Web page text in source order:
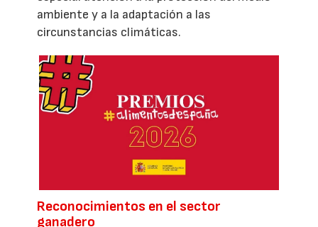
ambiente y a la adaptación a las
circunstancias climáticas.
Reconocimientos en el sector
ganadero